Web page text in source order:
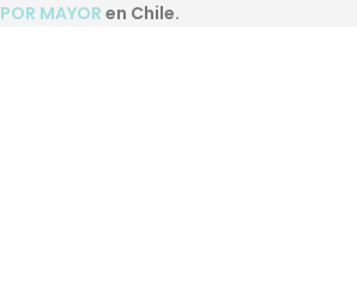
MAYOR en Chile.